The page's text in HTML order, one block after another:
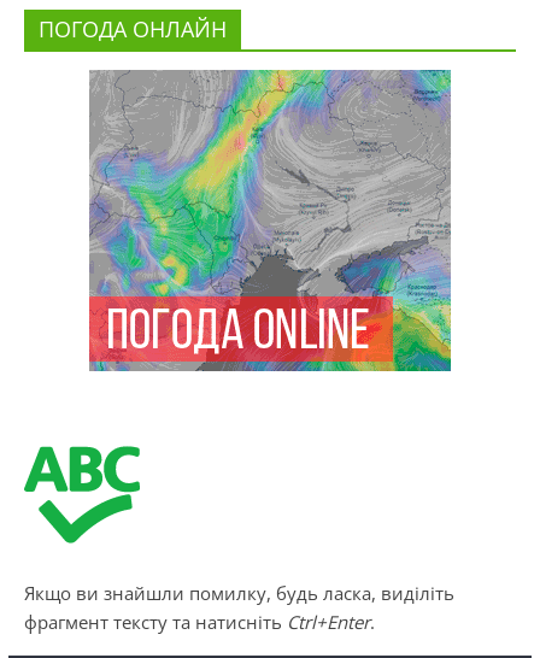
ПОГОДА ОНЛАЙН
Якщо ви знайшли помилку, будь ласка, виділіть
фрагмент тексту та натисніть Ctrl+Enter.